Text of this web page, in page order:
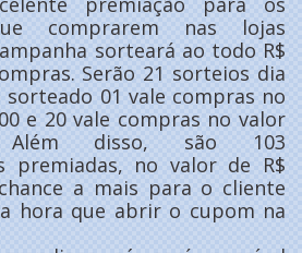
comprarem nas lojas
sorteará ao todo R$
Serão 21 sorteios dia
sorteado 01 vale compras no
e 20 vale compras no valor
Além disso, são 103
premiadas, no valor de R$
a mais para o cliente
hora que abrir o cupom na